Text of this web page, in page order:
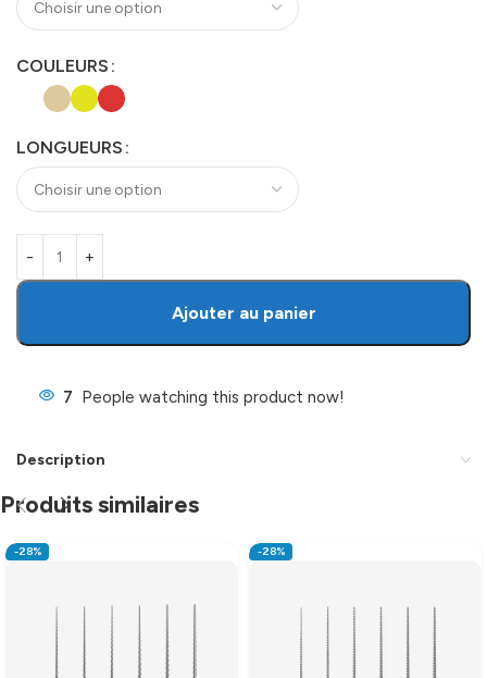
COULEURS
LONGUEURS
Ajouter au panier
7 People watching this product now!
Description
Produits similaires
-28% -28%